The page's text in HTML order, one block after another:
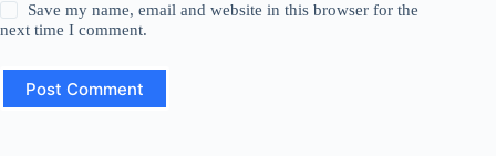
Save my name, email and website in this browser for the
next time I comment.
Post Comment